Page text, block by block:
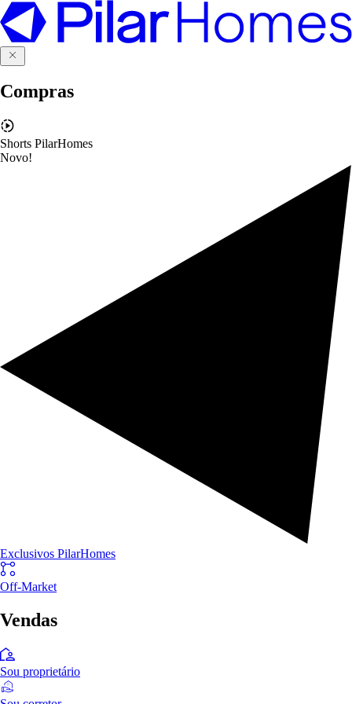
Compras
Shorts PilarHomes
Novo!
Exclusivos PilarHomes
Off-Market
Vendas
Sou proprietário